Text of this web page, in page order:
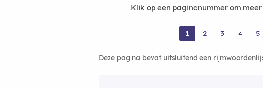
Klik op een paginanummer om
1 2 3 4 5
Deze pagina bevat uitsluitend een